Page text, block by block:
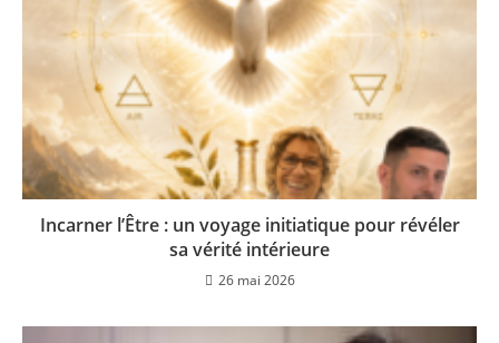
Incarner l’Être : un voyage initiatique pour révéler
sa vérité intérieure
26 mai 2026